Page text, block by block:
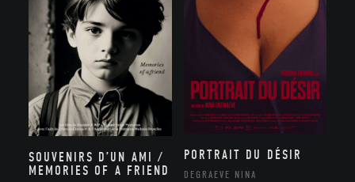
SOUVENIRS D’UN AMI /
MEMORIES OF A FRIEND
PORTRAIT DU DÉSIR
DEGRAEVE NINA